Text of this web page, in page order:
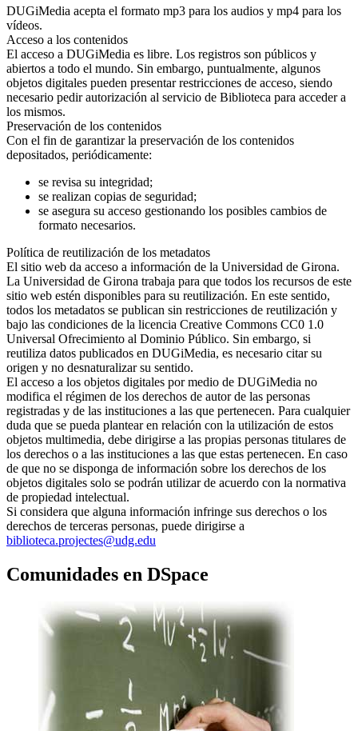
DUGiMedia acepta el formato mp3 para los audios y mp4 para los
vídeos.
Acceso a los contenidos
El acceso a DUGiMedia es libre. Los registros son públicos y
abiertos a todo el mundo. Sin embargo, puntualmente, algunos
objetos digitales pueden presentar restricciones de acceso, siendo
necesario pedir autorización al servicio de Biblioteca para acceder a
los mismos.
Preservación de los contenidos
Con el fin de garantizar la preservación de los contenidos
depositados, periódicamente:
se revisa su integridad;
se realizan copias de seguridad;
se asegura su acceso gestionando los posibles cambios de
formato necesarios.
Política de reutilización de los metadatos
El sitio web da acceso a información de la Universidad de Girona.
La Universidad de Girona trabaja para que todos los recursos de este
sitio web estén disponibles para su reutilización. En este sentido,
todos los metadatos se publican sin restricciones de reutilización y
bajo las condiciones de la licencia Creative Commons CC0 1.0
Universal Ofrecimiento al Dominio Público. Sin embargo, si
reutiliza datos publicados en DUGiMedia, es necesario citar su
origen y no desnaturalizar su sentido.
El acceso a los objetos digitales por medio de DUGiMedia no
modifica el régimen de los derechos de autor de las personas
registradas y de las instituciones a las que pertenecen. Para cualquier
duda que se pueda plantear en relación con la utilización de estos
objetos multimedia, debe dirigirse a las propias personas titulares de
los derechos o a las instituciones a las que estas pertenecen. En caso
de que no se disponga de información sobre los derechos de los
objetos digitales solo se podrán utilizar de acuerdo con la normativa
de propiedad intelectual.
Si considera que alguna información infringe sus derechos o los
derechos de terceras personas, puede dirigirse a
biblioteca.projectes@udg.edu
Comunidades en DSpace